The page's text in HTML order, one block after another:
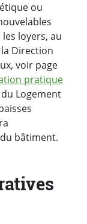
ou
loyers, au
Direction
voir page
pratique
Logement
bâtiment.